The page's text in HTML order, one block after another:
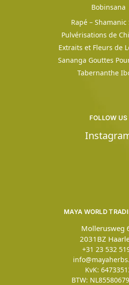
Bobinsana
Rapé –
Pulvérisations de
Extraits et Fleurs de
Sananga Gouttes
Tabernanthe
MAYA WORLD
Mollerusweg
2031BZ
+31 23 532
KvK:
BTW:
FOLLOW US